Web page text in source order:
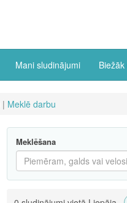
Mani sludinājumi
| Meklē darbu
Meklēšana